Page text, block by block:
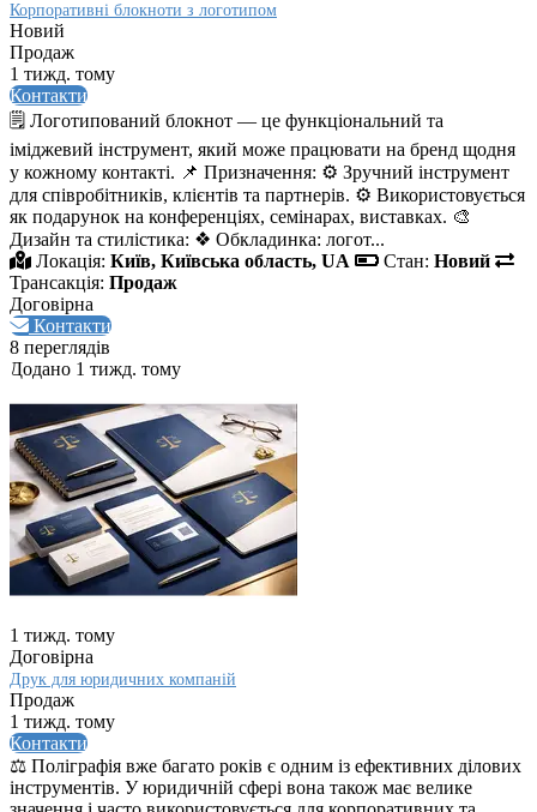
Корпоративні блокноти з логотипом
Новий
Продаж
1 тижд. тому
Контакти
🗒️ Логотипований блокнот — це функціональний та
іміджевий інструмент, який може працювати на бренд щодня
у кожному контакті. 📌 Призначення: ⚙️ Зручний інструмент
для співробітників, клієнтів та партнерів. ⚙️ Використовується
як подарунок на конференціях, семінарах, виставках. 🎨
Дизайн та стилістика: ❖ Обкладинка: логот...
Локація: Київ, Київська область, UA Стан: Новий
Трансакція: Продаж
Договірна
Контакти
8 переглядів
Додано 1 тижд. тому
1 тижд. тому
Договірна
Друк для юридичних компаній
Продаж
1 тижд. тому
Контакти
⚖️ Поліграфія вже багато років є одним із ефективних ділових
інструментів. У юридичній сфері вона також має велике